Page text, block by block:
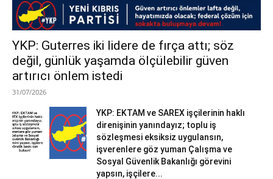
YKP: Guterres iki lidere de fırça attı; söz
değil, günlük yaşamda ölçülebilir güven
artırıcı önlem istedi
31/07/2026
YKP: EKTAM ve SAREX işçilerinin haklı
direnişinin yanındayız; toplu iş
sözleşmesi eksiksiz uygulansın,
işverenlere göz yuman Çalışma ve
Sosyal Güvenlik Bakanlığı görevini
yapsın, işçilere...